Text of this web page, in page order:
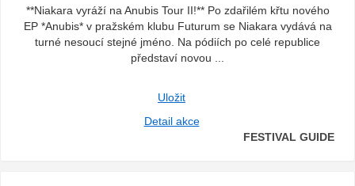
**Niakara vyráží na Anubis Tour II!** Po zdařilém křtu nového
EP *Anubis* v pražském klubu Futurum se Niakara vydává na
turné nesoucí stejné jméno. Na pódiích po celé republice
představí novou ...
Uložit
Detail akce
FESTIVAL GUIDE